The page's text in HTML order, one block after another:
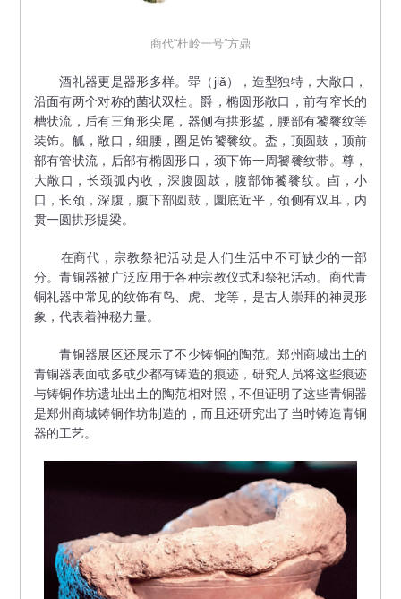
商代“杜岭一号”方鼎
酒礼器更是器形多样。斝（jiǎ），造型独特，大敞口，
沿面有两个对称的菌状双柱。爵，椭圆形敞口，前有窄长的
槽状流，后有三角形尖尾，器侧有拱形銴，腰部有饕餮纹等
装饰。觚，敞口，细腰，圈足饰饕餮纹。盉，顶圆鼓，顶前
部有管状流，后部有椭圆形口，颈下饰一周饕餮纹带。尊，
大敞口，长颈弧内收，深腹圆鼓，腹部饰饕餮纹。卣，小
口，长颈，深腹，腹下部圆鼓，圜底近平，颈侧有双耳，内
贯一圆拱形提梁。
在商代，宗教祭祀活动是人们生活中不可缺少的一部
分。青铜器被广泛应用于各种宗教仪式和祭祀活动。商代青
铜礼器中常见的纹饰有鸟、虎、龙等，是古人崇拜的神灵形
象，代表着神秘力量。
青铜器展区还展示了不少铸铜的陶范。郑州商城出土的
青铜器表面或多或少都有铸造的痕迹，研究人员将这些痕迹
与铸铜作坊遗址出土的陶范相对照，不但证明了这些青铜器
是郑州商城铸铜作坊制造的，而且还研究出了当时铸造青铜
器的工艺。